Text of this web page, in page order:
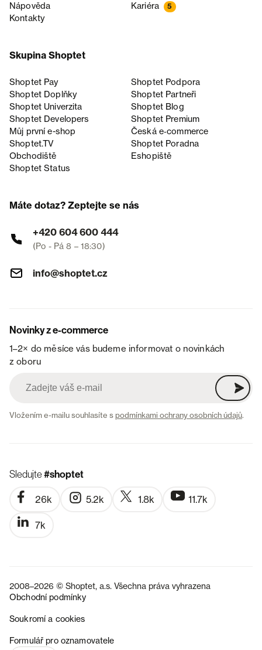
Nápověda
Kariéra 5
Kontakty
Skupina Shoptet
Shoptet Pay
Shoptet Podpora
Shoptet Doplňky
Shoptet Partneři
Shoptet Univerzita
Shoptet Blog
Shoptet Developers
Shoptet Premium
Můj první e-shop
Česká e‑commerce
Shoptet.TV
Shoptet Poradna
Obchodiště
Eshopiště
Shoptet Status
Máte dotaz? Zeptejte se nás
+420 604 600 444
(Po - Pá 8 – 18:30)
info@shoptet.cz
Novinky z e-commerce
1–2× do měsíce vás budeme informovat o novinkách
z oboru
Vložením e-mailu souhlasíte spodmínkami ochrany osobních údajů.
Sledujte#shoptet
26k 5.2k 1.8k 11.7k
7k
2008–2026 © Shoptet, a.s. Všechna práva vyhrazena
Obchodní podmínky
Soukromí a cookies
Formulář pro oznamovatele